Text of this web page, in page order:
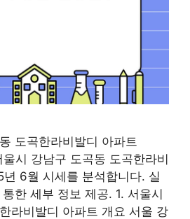
도곡한라비발디 아파트
시 강남구 도곡동 도곡한라비
6월 시세를 분석합니다. 실
한 세부 정보 제공. 1. 서울시
라비발디 아파트 개요 서울 강